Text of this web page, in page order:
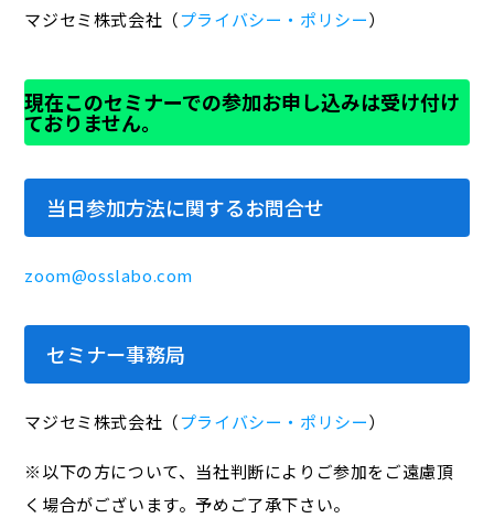
マジセミ株式会社（プライバシー・ポリシー）
現在このセミナーでの参加お申し込みは受け付け
ておりません。
当日参加方法に関するお問合せ
zoom@osslabo.com
セミナー事務局
マジセミ株式会社（プライバシー・ポリシー）
※以下の方について、当社判断によりご参加をご遠慮頂
く場合がございます。予めご了承下さい。